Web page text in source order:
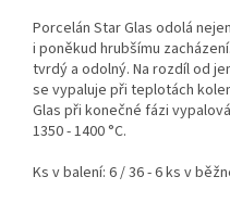
Porcelán Star Glas odolá
i poněkud hrubšímu
tvrdý a odolný. Na rozdíl od
se vypaluje při teplotách
Glas při konečné fázi
1350 - 1400 °C.
Ks v balení: 6 / 36 - 6 ks v